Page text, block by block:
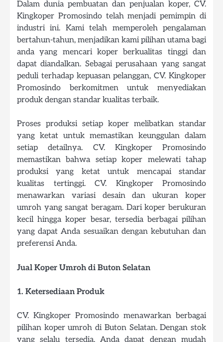
Dalam dunia pembuatan dan penjualan koper, CV.
Kingkoper Promosindo telah menjadi pemimpin di
industri ini. Kami telah memperoleh pengalaman
bertahun-tahun, menjadikan kami pilihan utama bagi
anda yang mencari koper berkualitas tinggi dan
dapat diandalkan. Sebagai perusahaan yang sangat
peduli terhadap kepuasan pelanggan, CV. Kingkoper
Promosindo berkomitmen untuk menyediakan
produk dengan standar kualitas terbaik.
Proses produksi setiap koper melibatkan standar
yang ketat untuk memastikan keunggulan dalam
setiap detailnya. CV. Kingkoper Promosindo
memastikan bahwa setiap koper melewati tahap
produksi yang ketat untuk mencapai standar
kualitas tertinggi. CV. Kingkoper Promosindo
menawarkan variasi desain dan ukuran koper
umroh yang sangat beragam. Dari koper berukuran
kecil hingga koper besar, tersedia berbagai pilihan
yang dapat Anda sesuaikan dengan kebutuhan dan
preferensi Anda.
Jual Koper Umroh di Buton Selatan
1. Ketersediaan Produk
CV. Kingkoper Promosindo menawarkan berbagai
pilihan koper umroh di Buton Selatan. Dengan stok
yang selalu tersedia, Anda dapat dengan mudah